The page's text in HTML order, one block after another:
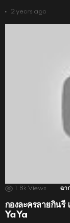
2 years ago
1.8k Views ฉา
กองละครลายกิน
YaYa